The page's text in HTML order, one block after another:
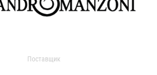
Поставщик